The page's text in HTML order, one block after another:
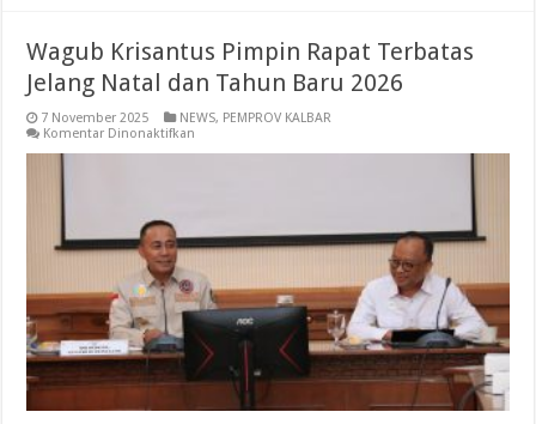
Wagub Krisantus Pimpin Rapat Terbatas
Jelang Natal dan Tahun Baru 2026
7 November 2025 NEWS, PEMPROV KALBAR
Komentar Dinonaktifkan
Natal
dan
Tahun
Baru
2026